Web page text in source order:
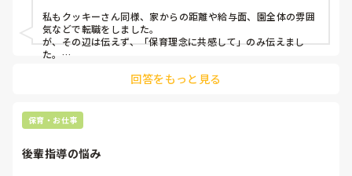
私もクッキーさん同様、家からの距離や給与面、園全体の雰囲
気などで転職をしました。
が、その辺は伝えず、「保育理念に共感して」のみ伝えまし
た。
回答をもっと見る
保育・お仕事
後輩指導の悩み